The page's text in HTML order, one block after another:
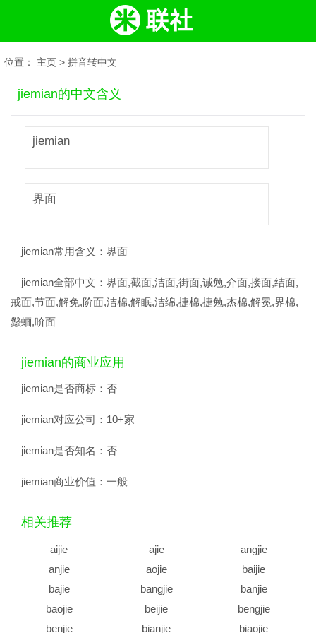
位置： 主页 > 拼音转中文
jiemian的中文含义
jiemian
界面
jiemian常用含义： 界面
jiemian全部中文： 界面,截面,洁面,街面,诫勉,介面,接面,结面,
戒面,节面,解免,阶面,洁棉,解眠,洁绵,捷棉,捷勉,杰棉,解冕,界棉,
蠽蝒,吤面
jiemian的商业应用
jiemian是否商标： 否
jiemian对应公司： 10+家
jiemian是否知名： 否
jiemian商业价值： 一般
相关推荐
aijie ajie
angjie
anjie
aojie
baijie
bajie
bangjie
banjie
baojie
beijie
bengjie
benjie
bianjie biaojie